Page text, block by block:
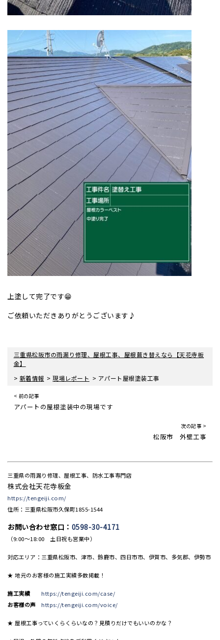
上塗して完了です😁
ご依頼いただきありがとうございます♪
三重県松阪市の雨漏り修理、屋根工事、屋根葺き替えなら【天花寺板
金】
> 新着情報 >現場レポート > アパート屋根塗装工事
< 前の記事
アパートの屋根塗装中の現場です
次の記事 >
松阪市 外壁工事
三重県の雨漏り修理、屋根工事、防水工事専門店
株式会社天花寺板金
https://tengeiji.com/
住所：三重県松阪市久保町1855-1544
お問い合わせ窓口： 0598-30-4171
（9:00〜18:00 土日祝も営業中）
対応エリア：三重県松阪市、津市、鈴鹿市、四日市市、伊賀市、多気郡、伊勢市
★ 地元のお客様の施工実績多数掲載！
施工実績
https://tengeiji.com/case/
お客様の声
https://tengeiji.com/voice/
★ 屋根工事っていくらくらいなの？見積りだけでもいいのかな？